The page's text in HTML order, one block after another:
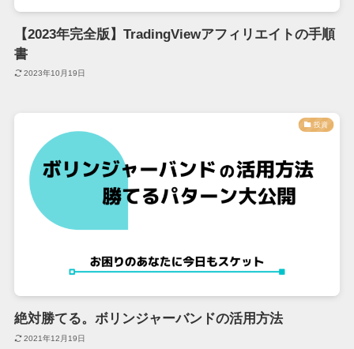
【2023年完全版】TradingViewアフィリエイトの手順
書
2023年10月19日
投資
絶対勝てる。ボリンジャーバンドの活用方法
2021年12月19日